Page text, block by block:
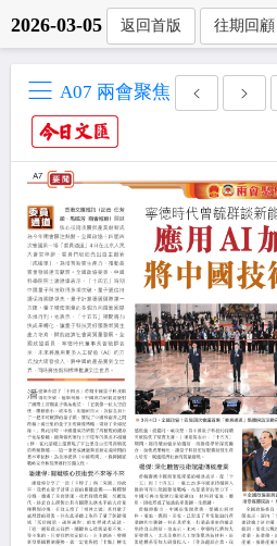
2026-03-05 返回首版 往期回顧
A07 兩會聚焦
點擊複製